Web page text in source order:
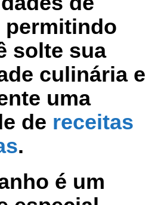
permitindo
solte sua
culinária e
uma
de receitas
.
é um